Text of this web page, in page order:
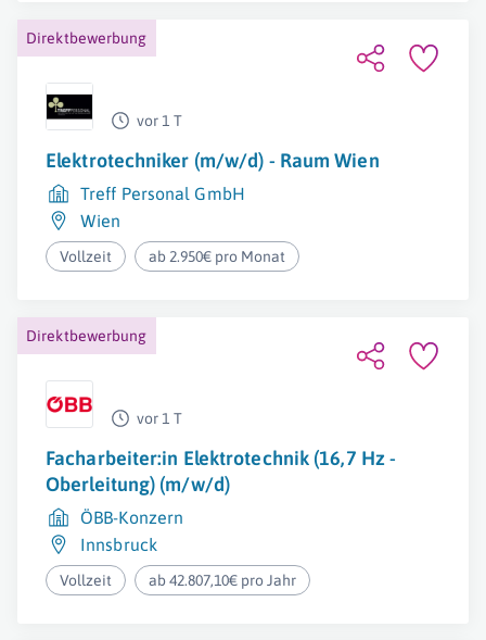
Direktbewerbung
vor 1 T
Elektrotechniker (m/w/d) - Raum Wien
Treff Personal GmbH
Wien
Vollzeit ab 2.950€ pro Monat
Direktbewerbung
vor 1 T
Facharbeiter:in Elektrotechnik (16,7 Hz -
Oberleitung) (m/w/d)
ÖBB-Konzern
Innsbruck
Vollzeit ab 42.807,10€ pro Jahr